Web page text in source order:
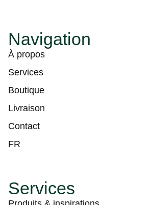
Navigation
À propos
Services
Boutique
Livraison
Contact
FR
Services